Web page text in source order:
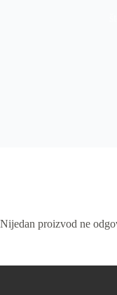
Nijedan proizvod ne